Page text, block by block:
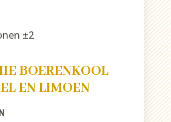
±2
BOERENKOOL
EN LIMOEN